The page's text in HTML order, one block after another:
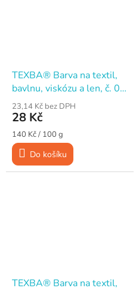
TEXBA® Barva na textil,
bavlnu, viskózu a len, č. 08
Zelená, 20 g
23,14 Kč bez DPH
28 Kč
Měrná
cena:
140 Kč / 100 g
Do košíku
TEXBA® Barva na textil,